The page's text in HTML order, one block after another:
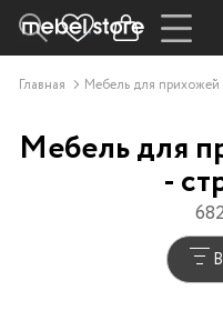
Главная Мебель для прихожей
Мебель для
-